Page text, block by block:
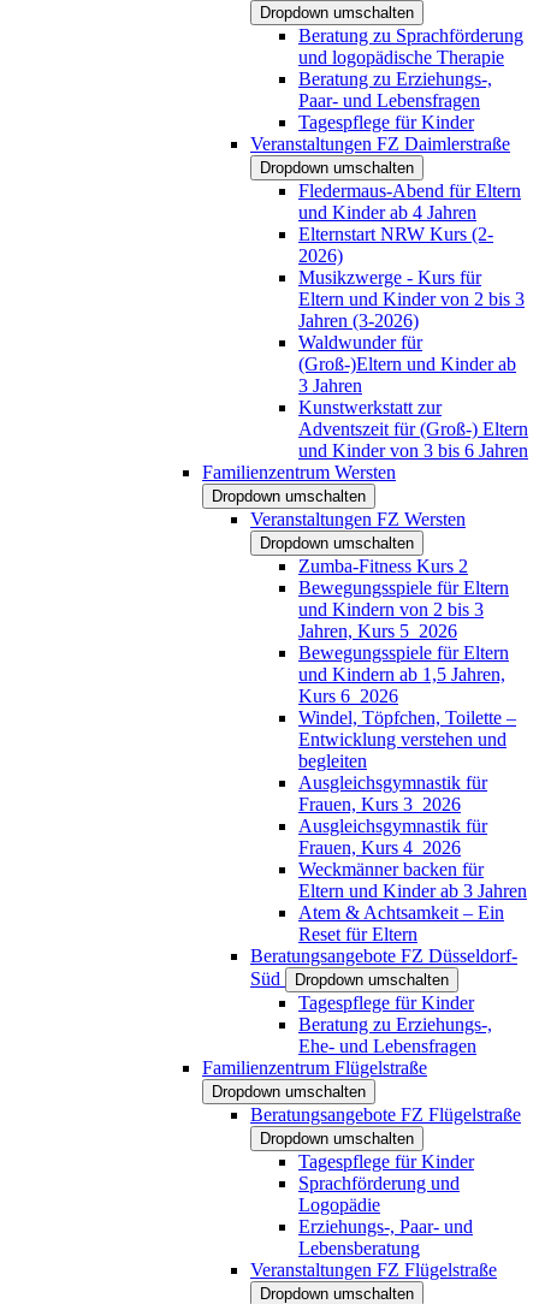
Dropdown umschalten
Beratung zu Sprachförderung
und logopädische Therapie
Beratung zu Erziehungs-,
Paar- und Lebensfragen
Tagespflege für Kinder
Veranstaltungen FZ Daimlerstraße
Dropdown umschalten
Fledermaus-Abend für Eltern
und Kinder ab 4 Jahren
Elternstart NRW Kurs (2-
2026)
Musikzwerge - Kurs für
Eltern und Kinder von 2 bis 3
Jahren (3-2026)
Waldwunder für
(Groß-)Eltern und Kinder ab
3 Jahren
Kunstwerkstatt zur
Adventszeit für (Groß-) Eltern
und Kinder von 3 bis 6 Jahren
Familienzentrum Wersten
Dropdown umschalten
Veranstaltungen FZ Wersten
Dropdown umschalten
Zumba-Fitness Kurs 2
Bewegungsspiele für Eltern
und Kindern von 2 bis 3
Jahren, Kurs 5_2026
Bewegungsspiele für Eltern
und Kindern ab 1,5 Jahren,
Kurs 6_2026
Windel, Töpfchen, Toilette –
Entwicklung verstehen und
begleiten
Ausgleichsgymnastik für
Frauen, Kurs 3_2026
Ausgleichsgymnastik für
Frauen, Kurs 4_2026
Weckmänner backen für
Eltern und Kinder ab 3 Jahren
Atem & Achtsamkeit – Ein
Reset für Eltern
Beratungsangebote FZ Düsseldorf-
Süd
Dropdown umschalten
Tagespflege für Kinder
Beratung zu Erziehungs-,
Ehe- und Lebensfragen
Familienzentrum Flügelstraße
Dropdown umschalten
Beratungsangebote FZ Flügelstraße
Dropdown umschalten
Tagespflege für Kinder
Sprachförderung und
Logopädie
Erziehungs-, Paar- und
Lebensberatung
Veranstaltungen FZ Flügelstraße
Dropdown umschalten